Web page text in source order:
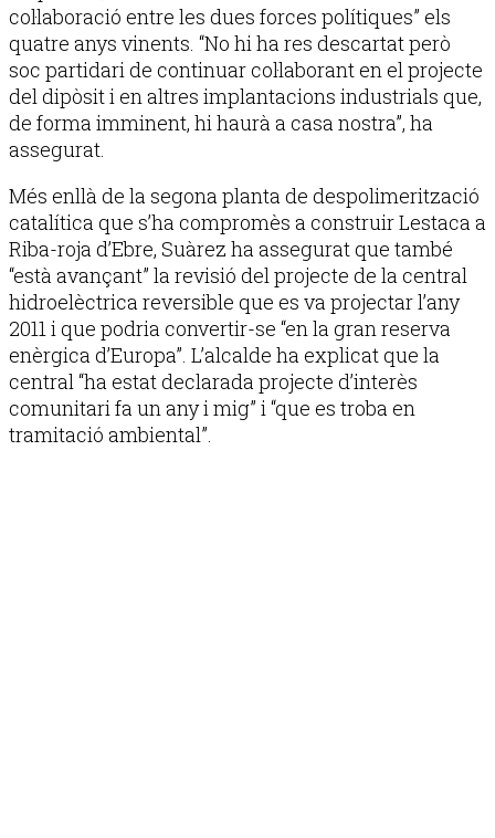
col·laboració entre les dues forces polítiques” els
quatre anys vinents. “No hi ha res descartat però
soc partidari de continuar col·laborant en el projecte
del dipòsit i en altres implantacions industrials que,
de forma imminent, hi haurà a casa nostra”, ha
assegurat.
Més enllà de la segona planta de despolimerització
catalítica que s’ha compromès a construir Lestaca a
Riba-roja d’Ebre, Suàrez ha assegurat que també
“està avançant” la revisió del projecte de la central
hidroelèctrica reversible que es va projectar l’any
2011 i que podria convertir-se “en la gran reserva
enèrgica d’Europa”. L’alcalde ha explicat que la
central “ha estat declarada projecte d’interès
comunitari fa un any i mig” i “que es troba en
tramitació ambiental”.